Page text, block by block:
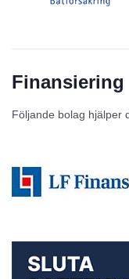
Finansiering
Följande bolag hjälper